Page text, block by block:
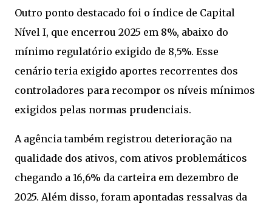
Outro ponto destacado foi o índice de Capital
Nível I, que encerrou 2025 em 8%, abaixo do
mínimo regulatório exigido de 8,5%. Esse
cenário teria exigido aportes recorrentes dos
controladores para recompor os níveis mínimos
exigidos pelas normas prudenciais.
A agência também registrou deterioração na
qualidade dos ativos, com ativos problemáticos
chegando a 16,6% da carteira em dezembro de
2025. Além disso, foram apontadas ressalvas da